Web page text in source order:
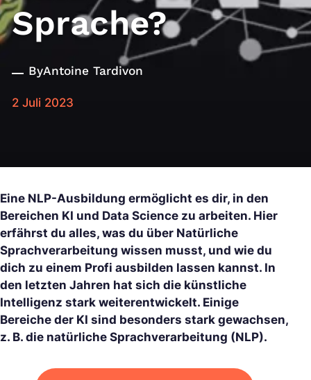
Sprache?
ByAntoine Tardivon
2 Juli 2023
Eine NLP-Ausbildung ermöglicht es dir, in den
Bereichen KI und Data Science zu arbeiten. Hier
erfährst du alles, was du über Natürliche
Sprachverarbeitung wissen musst, und wie du
dich zu einem Profi ausbilden lassen kannst. In
den letzten Jahren hat sich die künstliche
Intelligenz stark weiterentwickelt. Einige
Bereiche der KI sind besonders stark gewachsen,
z. B. die natürliche Sprachverarbeitung (NLP).